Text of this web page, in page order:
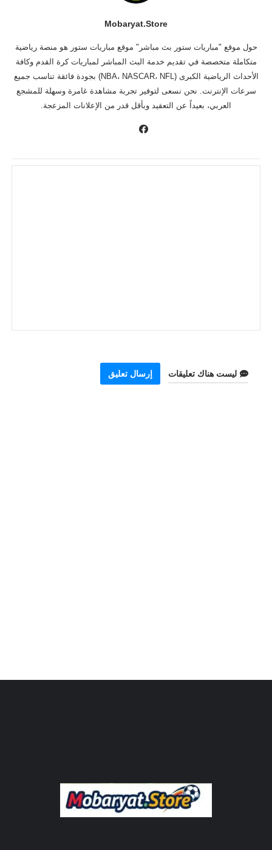
Mobaryat.store
حول موقع "مباريات ستور بث مباشر" موقع مباريات ستور هو منصة رياضية
متكاملة متخصصة في تقديم خدمة البث المباشر لمباريات كرة القدم وكافة
الأحداث الرياضية الكبرى (NBA، NASCAR، NFL) بجودة فائقة تناسب جميع
سرعات الإنترنت. نحن نسعى لتوفير تجربة مشاهدة غامرة وسهلة للمشجع
العربي، بعيداً عن التعقيد وبأقل قدر من الإعلانات المزعجة.
ليست هناك تعليقات إرسال تعليق